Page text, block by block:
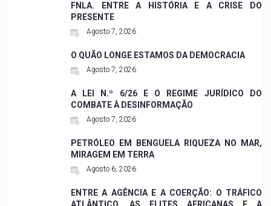
FNLA. ENTRE A HISTÓRIA E A CRISE DO
PRESENTE
Agosto 7, 2026
O QUÃO LONGE ESTAMOS DA DEMOCRACIA
Agosto 7, 2026
A LEI N.º 6/26 E O REGIME JURÍDICO DO
COMBATE À DESINFORMAÇÃO
Agosto 7, 2026
PETRÓLEO EM BENGUELA RIQUEZA NO MAR,
MIRAGEM EM TERRA
Agosto 6, 2026
ENTRE A AGÊNCIA E A COERÇÃO: O TRÁFICO